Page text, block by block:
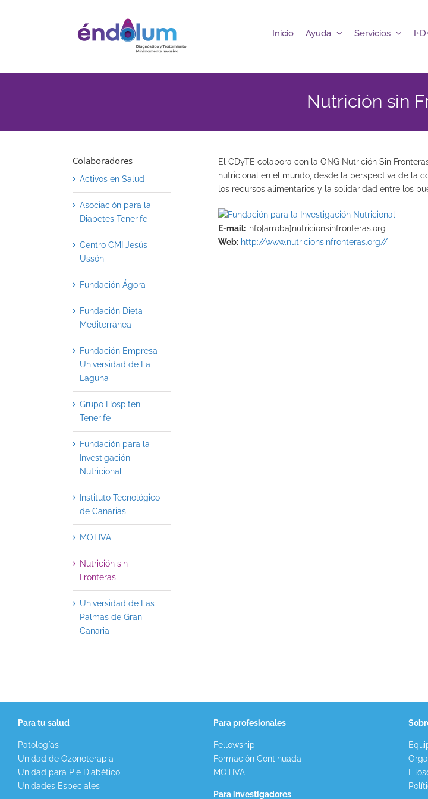
Inicio Ayuda Servicios
Nutrición sin
El CDyTE colabora con la ONG Nutrición Sin
nutricional en el mundo, desde la perspectiva de la
los recursos alimentarios y la solidaridad entre los
E-mail: info[arroba]nutricionsinfronteras.org
Web: http://www.nutricionsinfronteras.org//
Colaboradores
Activos en Salud
Asociación para la
Diabetes Tenerife
Centro CMI Jesús
Ussón
Fundación Ágora
Fundación Dieta
Mediterránea
Fundación Empresa
Universidad de La
Laguna
Grupo Hospiten
Tenerife
Fundación para la
Investigación
Nutricional
Instituto Tecnológico
de Canarias
MOTIVA
Nutrición sin
Fronteras
Universidad de Las
Palmas de Gran
Canaria
Para tu salud
Patologías
Unidad de Ozonoterapia
Unidad para Pie Diabético
Unidades Especiales
Para profesionales
Fellowship
Formación Continuada
MOTIVA
Para investigadores